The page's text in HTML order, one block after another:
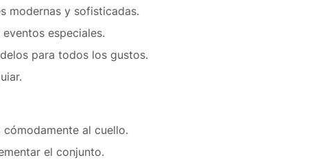
modernas y sofisticadas.
especiales.
para todos los gustos.
al cuello.
el conjunto.